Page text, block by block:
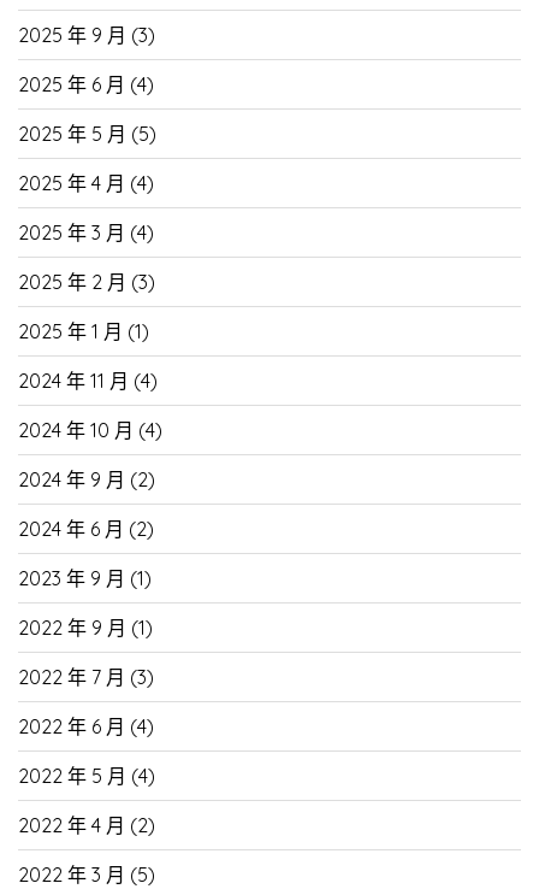
2025 年 9 月 (3)
2025 年 6 月 (4)
2025 年 5 月 (5)
2025 年 4 月 (4)
2025 年 3 月 (4)
2025 年 2 月 (3)
2025 年 1 月 (1)
2024 年 11 月 (4)
2024 年 10 月 (4)
2024 年 9 月 (2)
2024 年 6 月 (2)
2023 年 9 月 (1)
2022 年 9 月 (1)
2022 年 7 月 (3)
2022 年 6 月 (4)
2022 年 5 月 (4)
2022 年 4 月 (2)
2022 年 3 月 (5)